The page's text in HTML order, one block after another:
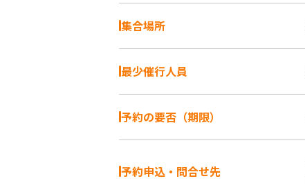
集合場所
最少催行人員
予約の要否（期限）
予約申込・問合せ先